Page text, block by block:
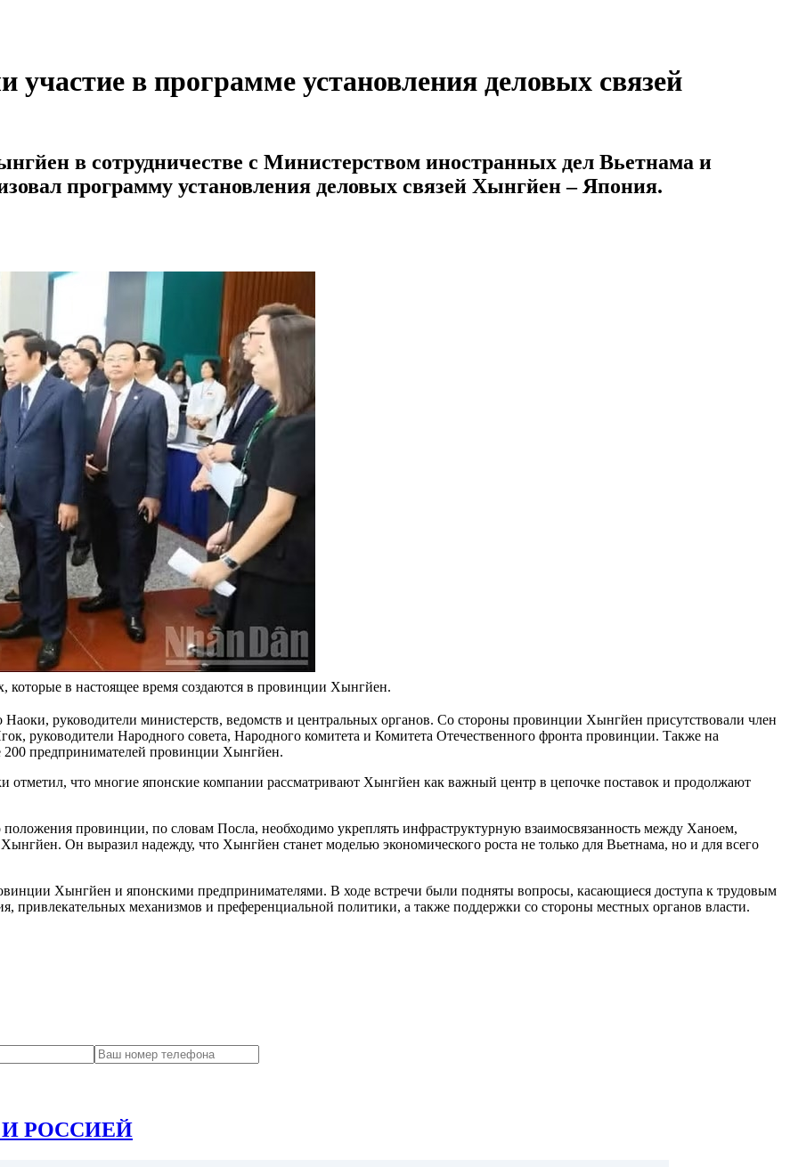
участие в программе установления деловых связей
в сотрудничестве с Министерством иностранных дел Вьетнама и
программу установления деловых связей Хынгйен – Япония.
в настоящее время создаются в провинции Хынгйен.
руководители министерств, ведомств и центральных органов. Со стороны провинции Хынгйен присутствовали член
Народного совета, Народного комитета и Комитета Отечественного фронта провинции. Также на
предпринимателей провинции Хынгйен.
что многие японские компании рассматривают Хынгйен как важный центр в цепочке поставок и продолжают
провинции, по словам Посла, необходимо укреплять инфраструктурную взаимосвязанность между Ханоем,
Он выразил надежду, что Хынгйен станет моделью экономического роста не только для Вьетнама, но и для всего
Хынгйен и японскими предпринимателями. В ходе встречи были подняты вопросы, касающиеся доступа к трудовым
привлекательных механизмов и преференциальной политики, а также поддержки со стороны местных органов власти.
РОССИЕЙ